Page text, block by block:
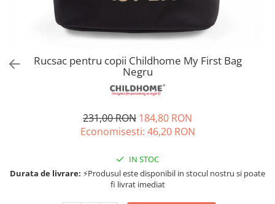
Decoratiuni
Jucarii educative
Figurine jucarii mici
Jucarii electronice
Jocuri de societate
Rucsac pentru copii Childhome My First Bag
Negru
231,00 RON 184,80 RON
Economisesti: 46,20 RON
IN STOC
Durata de livrare: ⚡Produsul este disponibil in stocul nostru si poate
fi livrat imediat